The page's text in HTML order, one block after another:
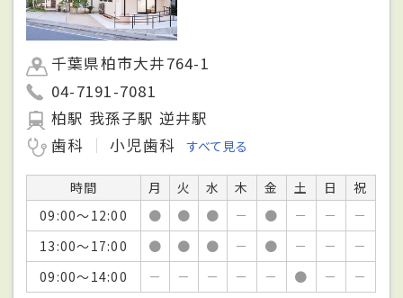
千葉県柏市大井764-1
04-7191-7081
柏駅 我孫子駅 逆井駅
歯科
小児歯科 すべて見る
時間 月 火 水 木 金 土 日
祝
09:00～12:00
● ● ● － ● － －
－
13:00～17:00
● ● ● － ● － －
－
09:00～14:00
－ － － － － ● －
－